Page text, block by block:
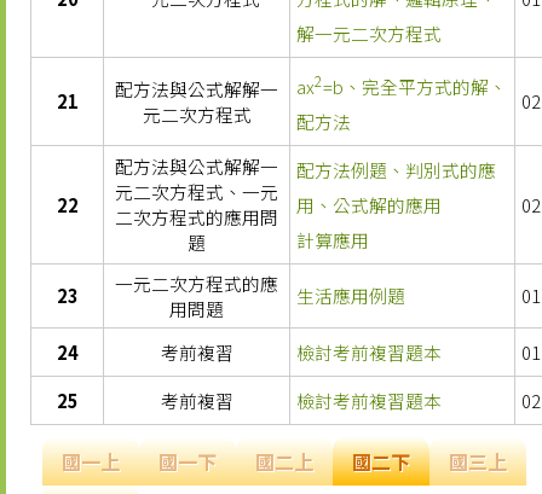
解一元二次方程式
21
配方法與公式解解一
元二次方程式
ax2=b、完全平方式的解、
配方法
22
配方法與公式解解一
元二次方程式、一元
二次方程式的應用問
題
配方法例題、判別式的應
用、公式解的應用
計算應用
23
一元二次方程式的應
用問題
生活應用例題
24 考前複習 檢討考前複習題本
25
考前複習 檢討考前複習題本
國一上 國一下 國二上 國二下
國三上